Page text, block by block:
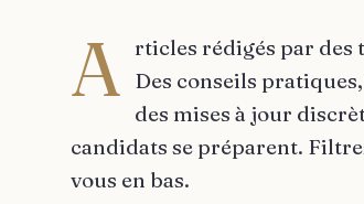
A rticles rédigés par des
Des conseils
des mises à jour
candidats se préparent.
vous en bas.